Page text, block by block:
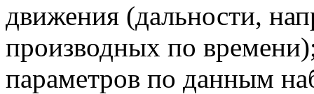
движения (дальности,
производных по
параметров по данным